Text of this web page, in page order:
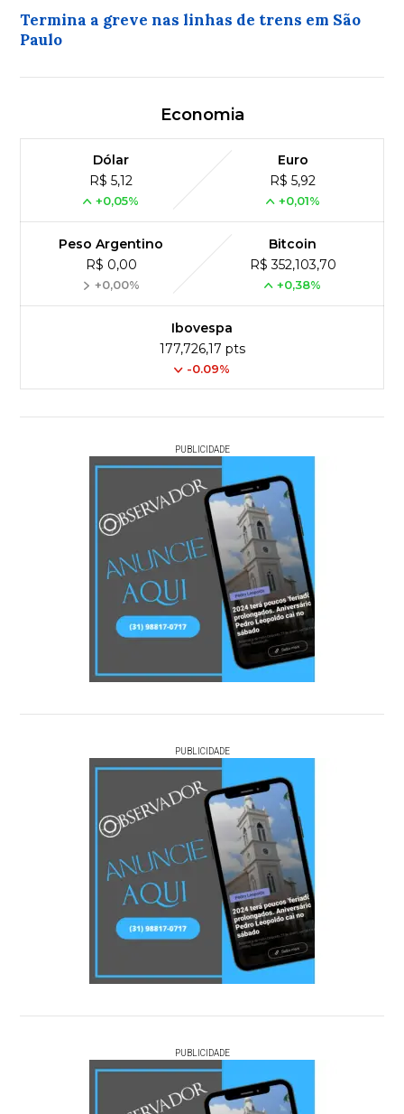
Termina a greve nas linhas de trens em São
Paulo
Economia
Dólar
R$ 5,12
+0,05%
Euro
R$ 5,92
+0,01%
Peso Argentino
R$ 0,00
+0,00%
Bitcoin
R$ 352,103,70
+0,38%
Ibovespa
177,726,17 pts
-0.09%
PUBLICIDADE
PUBLICIDADE
PUBLICIDADE